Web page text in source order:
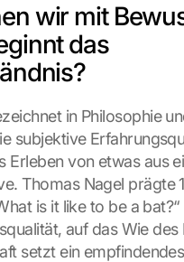
wir mit
das
in Philosophie
subjektive
Erleben von etwas aus
Thomas Nagel prägte
is it like to be a
auf das Wie des
setzt ein